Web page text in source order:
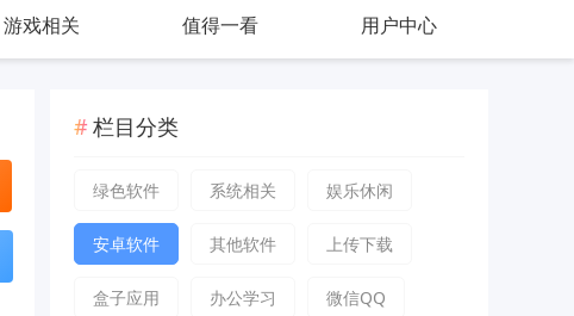
游戏相关 值得一看 用户中心
栏目分类
绿色软件 系统相关 娱乐休闲
安卓软件 其他软件 上传下载
盒子应用 办公学习 微信QQ